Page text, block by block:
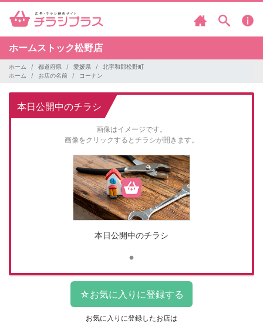
ホームストック松野店
ホーム 都道府県 愛媛県
北宇和郡松野町
ホーム
お店の名前 コーナン
本日公開中のチラシ
画像はイメージです。
画像をクリックするとチラシが開きます。
本日公開中のチラシ
お気に入りに登録したお店は